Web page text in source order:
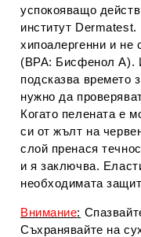
успокояващо
институт
хипоалергенни и не
(BPA: Бисфенол А).
подсказва времето
нужно да
Когато пелената е
си от жълт на
слой пренася
и я заключва.
необходимата
Внимание:
Съхранявайте на